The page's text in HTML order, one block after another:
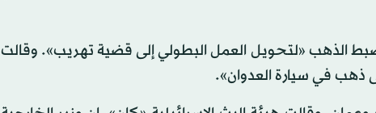
ضبط الذهب «لتحويل العمل البطولي إلى قضية تهريب». وقالت